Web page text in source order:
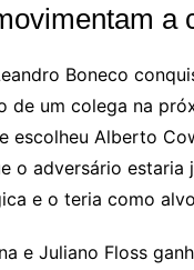
a
Boneco
de um colega na
escolheu Alberto
o adversário estaria
e o teria como
e Juliano Floss